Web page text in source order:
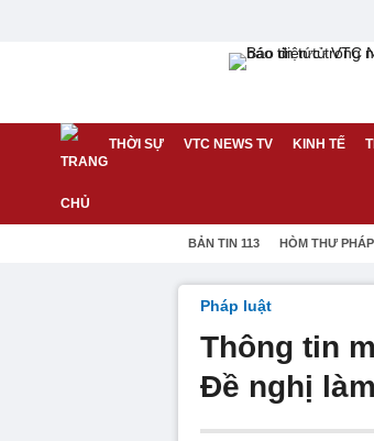
THỜI SỰ VTC NEWS TV KINH TẾ
BẢN TIN 113 HÒM THƯ
Pháp luật
Thông tin
Đề nghị